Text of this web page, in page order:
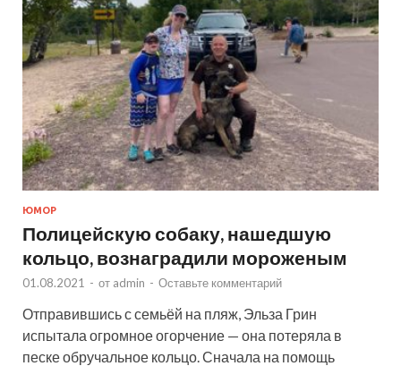
ЮМОР
Полицейскую собаку, нашедшую
кольцо, вознаградили мороженым
01.08.2021 - от admin - Оставьте комментарий
Отправившись с семьёй на пляж, Эльза Грин
испытала огромное огорчение — она потеряла в
песке обручальное кольцо. Сначала на помощь